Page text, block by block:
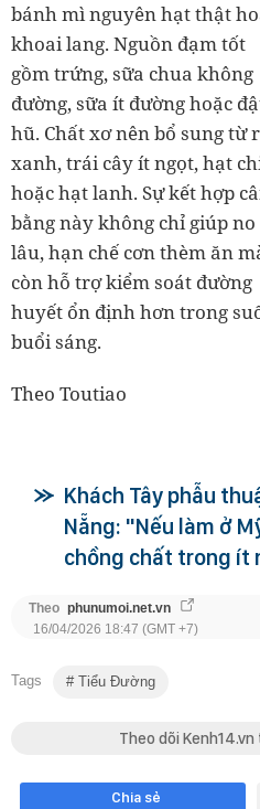
bánh mì nguyên hạt thật
khoai lang. Nguồn đạm tốt
gồm trứng, sữa chua không
đường, sữa ít đường hoặc
hũ. Chất xơ nên bổ sung từ
xanh, trái cây ít ngọt, hạt
hoặc hạt lanh. Sự kết hợp
bằng này không chỉ giúp no
lâu, hạn chế cơn thèm ăn
còn hỗ trợ kiểm soát đường
huyết ổn định hơn trong
buổi sáng.
Theo Toutiao
Khách Tây phẫu
Nẵng: "Nếu làm ở
chồng chất trong ít
Theo phunumoi.net.vn
16/04/2026 18:47 (GMT +7)
Tags Tiểu Đường
Theo dõi Kenh14.vn
Chia sẻ